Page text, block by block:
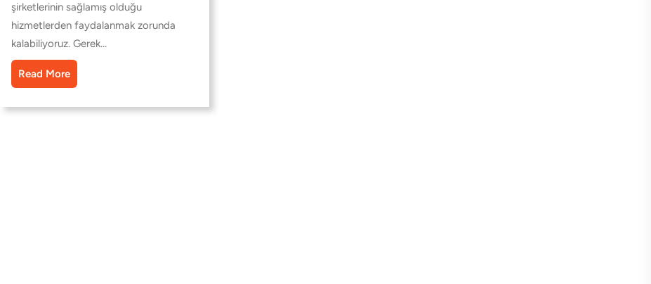
şirketlerinin sağlamış olduğu
hizmetlerden faydalanmak zorunda
kalabiliyoruz. Gerek…
Read More